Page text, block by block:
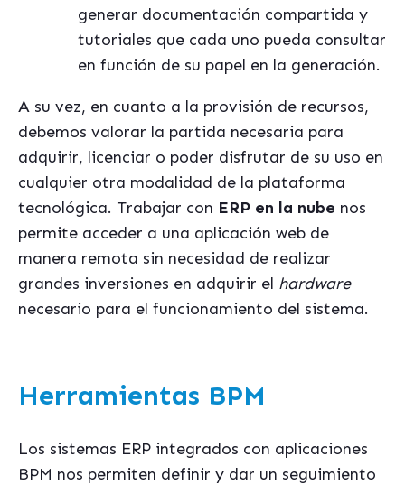
generar documentación compartida y
tutoriales que cada uno pueda consultar
en función de su papel en la generación.
A su vez, en cuanto a la provisión de recursos,
debemos valorar la partida necesaria para
adquirir, licenciar o poder disfrutar de su uso en
cualquier otra modalidad de la plataforma
tecnológica. Trabajar con ERP en la nube nos
permite acceder a una aplicación web de
manera remota sin necesidad de realizar
grandes inversiones en adquirir el hardware
necesario para el funcionamiento del sistema.
Herramientas BPM
Los sistemas ERP integrados con aplicaciones
BPM nos permiten definir y dar un seguimiento